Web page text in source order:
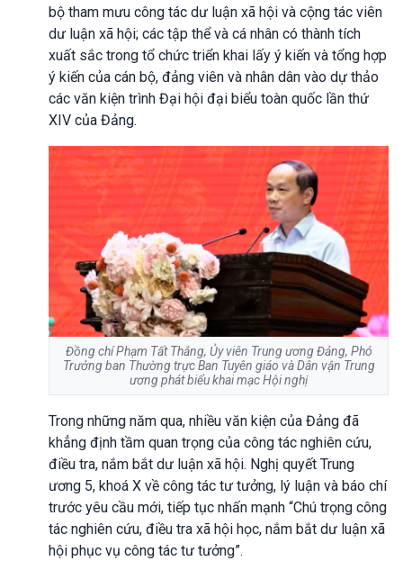
bộ tham mưu công tác dư luận xã hội và cộng tác viên
dư luận xã hội; các tập thể và cá nhân có thành tích
xuất sắc trong tổ chức triển khai lấy ý kiến và tổng hợp
ý kiến của cán bộ, đảng viên và nhân dân vào dự thảo
các văn kiện trình Đại hội đại biểu toàn quốc lần thứ
XIV của Đảng.
Đồng chí Phạm Tất Thắng, Ủy viên Trung ương Đảng, Phó
Trưởng ban Thường trực Ban Tuyên giáo và Dân vận Trung
ương phát biểu khai mạc Hội nghị
Trong những năm qua, nhiều văn kiện của Đảng đã
khẳng định tầm quan trọng của công tác nghiên cứu,
điều tra, nắm bắt dư luận xã hội. Nghị quyết Trung
ương 5, khoá X về công tác tư tưởng, lý luận và báo chí
trước yêu cầu mới, tiếp tục nhấn mạnh “Chú trọng công
tác nghiên cứu, điều tra xã hội học, nắm bắt dư luận xã
hội phục vụ công tác tư tưởng”.